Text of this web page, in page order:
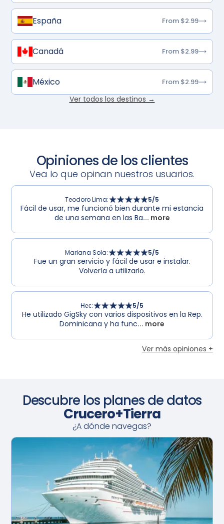
España From $2.99
Canadá From $2.99
México From $2.99
Ver todos los destinos →
Opiniones de los clientes
Vea lo que opinan nuestros usuarios.
Teodoro Lima: 5/5
Fácil de usar, me funcionó bien durante mi estancia
de una semana en las Ba... more
Mariana Sola: 5/5
Fue un gran servicio y fácil de usar e instalar.
Volvería a utilizarlo.
Нес: 5/5
He utilizado GigSky con varios dispositivos en la Rep.
Dominicana y ha func... more
Ver más opiniones +
Descubre los planes de datos
Crucero+Tierra
¿A dónde navegas?